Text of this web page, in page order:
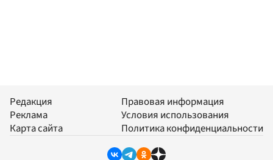
Редакция
Реклама
Карта сайта
Правовая информация
Условия использования
Политика конфиденциальности